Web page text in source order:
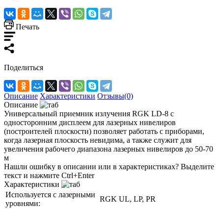
Печать
Поделиться
Описание Характеристики Отзывы(0)
Описание
Универсальный приемник излучения RGK LD-8 с
односторонним дисплеем для лазерных нивелиров
(построителей плоскости) позволяет работать с приборами,
когда лазерная плоскость невидима, а также служит для
увеличения рабочего диапазона лазерных нивелиров до 50-70
м
Нашли ошибку в описании или в характеристиках? Выделите
текст и нажмите Ctrl+Enter
Характеристики
Используется с лазерными
уровнями:
RGK UL, LP, PR